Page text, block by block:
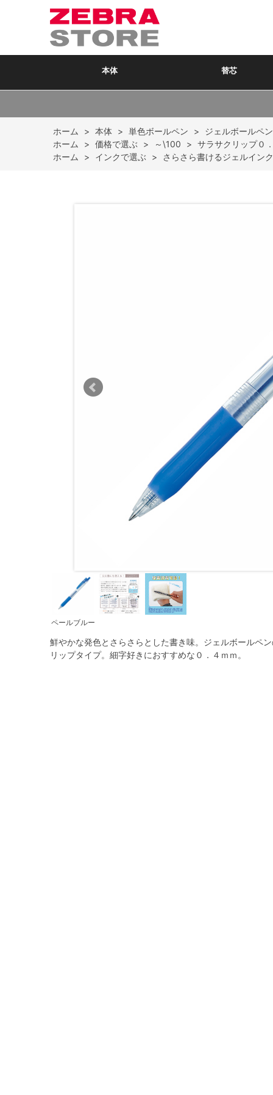
本体 替芯
ホーム > 本体 > 単色ボールペン > ジェルボールペン
ホーム
> 価格で選ぶ > ～\100 > サラサクリップ
ホーム
> インクで選ぶ > さらさら書けるジェルインク
ペールブルー
鮮やかな発色とさらさらとした書き味。ジェルボールペ
リップタイプ。細字好きにおすすめな０．４ｍｍ。